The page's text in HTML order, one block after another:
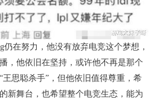
仍在努力，他没有放弃电竞这个梦想，
，他依旧在坚持，或许他不再是那个
思聪杀手”，但他依旧值得尊重，希
新舞台，也希望整个电竞生态，能为